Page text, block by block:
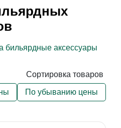
бильярдные аксессуары
Сортировка товаров
По убыванию цены